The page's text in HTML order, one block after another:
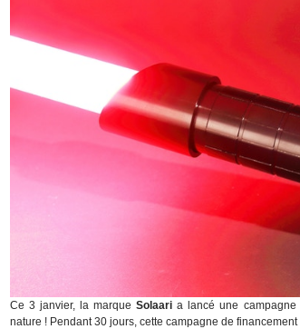
Ce 3 janvier, la marqueSolaari a lancé une
nature ! Pendant 30 jours, cette campagne de